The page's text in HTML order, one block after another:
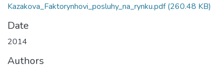
Kazakova_Faktorynhovi_posluhy_na_rynku.pdf(260.48 KB)
Date
2014
Authors